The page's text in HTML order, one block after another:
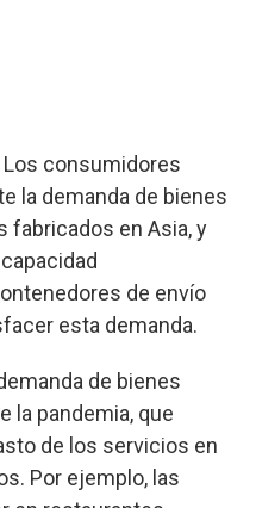
consumidores
la demanda de bienes
fabricados en Asia, y
de envío
esta demanda.
de bienes
la pandemia, que
de los servicios en
Por ejemplo, las